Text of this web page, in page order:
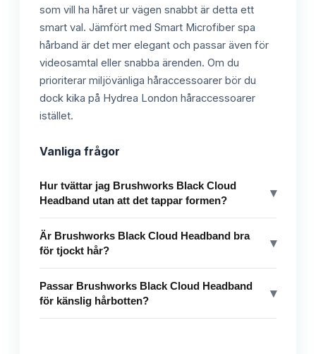
som vill ha håret ur vägen snabbt är detta ett
smart val. Jämfört med Smart Microfiber spa
hårband är det mer elegant och passar även för
videosamtal eller snabba ärenden. Om du
prioriterar miljövänliga håraccessoarer bör du
dock kika på Hydrea London håraccessoarer
istället.
Vanliga frågor
Hur tvättar jag Brushworks Black Cloud
Headband utan att det tappar formen?
▾
Är Brushworks Black Cloud Headband bra
för tjockt hår?
▾
Passar Brushworks Black Cloud Headband
för känslig hårbotten?
▾